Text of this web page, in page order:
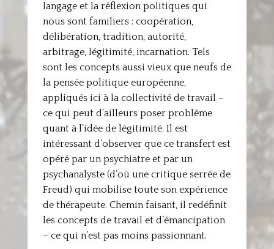
langage et la réflexion politiques qui
nous sont familiers : coopération,
délibération, tradition, autorité,
arbitrage, légitimité, incarnation. Tels
sont les concepts aussi vieux que neufs de
la pensée politique européenne,
appliqués ici à la collectivité de travail –
ce qui peut d’ailleurs poser problème
quant à l’idée de légitimité. Il est
intéressant d’observer que ce transfert est
opéré par un psychiatre et par un
psychanalyste (d’où une critique serrée de
Freud) qui mobilise toute son expérience
de thérapeute. Chemin faisant, il redéfinit
les concepts de travail et d’émancipation
– ce qui n’est pas moins passionnant.